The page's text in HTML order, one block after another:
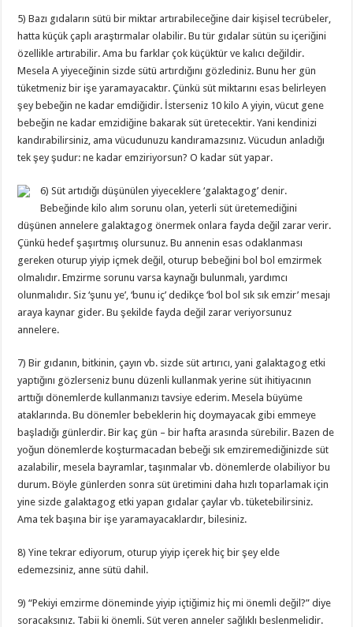
5) Bazı gıdaların sütü bir miktar artırabileceğine dair kişisel tecrübeler,
hatta küçük çaplı araştırmalar olabilir. Bu tür gıdalar sütün su içeriğini
özellikle artırabilir. Ama bu farklar çok küçüktür ve kalıcı değildir.
Mesela A yiyeceğinin sizde sütü artırdığını gözlediniz. Bunu her gün
tüketmeniz bir işe yaramayacaktır. Çünkü süt miktarını esas belirleyen
şey bebeğin ne kadar emdiğidir. İsterseniz 10 kilo A yiyin, vücut gene
bebeğin ne kadar emzidiğine bakarak süt üretecektir. Yani kendinizi
kandırabilirsiniz, ama vücudunuzu kandıramazsınız. Vücudun anladığı
tek şey şudur: ne kadar emziriyorsun? O kadar süt yapar.
6) Süt artıdığı düşünülen yiyeceklere ‘galaktagog’ denir.
Bebeğinde kilo alım sorunu olan, yeterli süt üretemediğini
düşünen annelere galaktagog önermek onlara fayda değil zarar verir.
Çünkü hedef şaşırtmış olursunuz. Bu annenin esas odaklanması
gereken oturup yiyip içmek değil, oturup bebeğini bol bol emzirmek
olmalıdır. Emzirme sorunu varsa kaynağı bulunmalı, yardımcı
olunmalıdır. Siz ‘şunu ye’, ‘bunu iç’ dedikçe ‘bol bol sık sık emzir’ mesajı
araya kaynar gider. Bu şekilde fayda değil zarar veriyorsunuz
annelere.
7) Bir gıdanın, bitkinin, çayın vb. sizde süt artırıcı, yani galaktagog etki
yaptığını gözlerseniz bunu düzenli kullanmak yerine süt ihitiyacının
arttığı dönemlerde kullanmanızı tavsiye ederim. Mesela büyüme
ataklarında. Bu dönemler bebeklerin hiç doymayacak gibi emmeye
başladığı günlerdir. Bir kaç gün – bir hafta arasında sürebilir. Bazen de
yoğun dönemlerde koşturmacadan bebeği sık emziremediğinizde süt
azalabilir, mesela bayramlar, taşınmalar vb. dönemlerde olabiliyor bu
durum. Böyle günlerden sonra süt üretimini daha hızlı toparlamak için
yine sizde galaktagog etki yapan gıdalar çaylar vb. tüketebilirsiniz.
Ama tek başına bir işe yaramayacaklardır, bilesiniz.
8) Yine tekrar ediyorum, oturup yiyip içerek hiç bir şey elde
edemezsiniz, anne sütü dahil.
9) “Pekiyi emzirme döneminde yiyip içtiğimiz hiç mi önemli değil?” diye
soracaksınız. Tabii ki önemli. Süt veren anneler sağlıklı beslenmelidir.